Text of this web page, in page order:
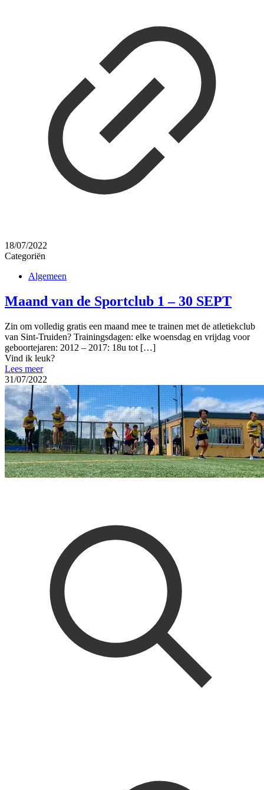
18/07/2022
Categoriën
Algemeen
Maand van de Sportclub 1 – 30 SEPT
Zin om volledig gratis een maand mee te trainen met de atletiekclub
van Sint-Truiden? Trainingsdagen: elke woensdag en vrijdag voor
geboortejaren: 2012 – 2017: 18u tot […]
Vind ik leuk?
Lees meer
31/07/2022